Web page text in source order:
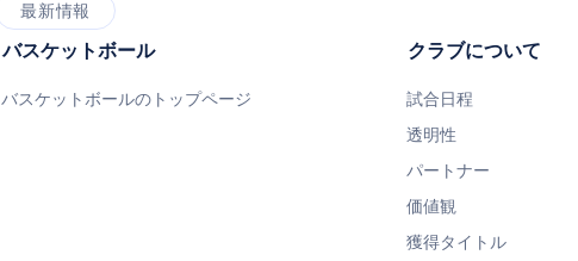
最新情報
バスケットボール
バスケットボールのトップページ
クラブについて
試合日程
透明性
パートナー
価値観
獲得タイトル